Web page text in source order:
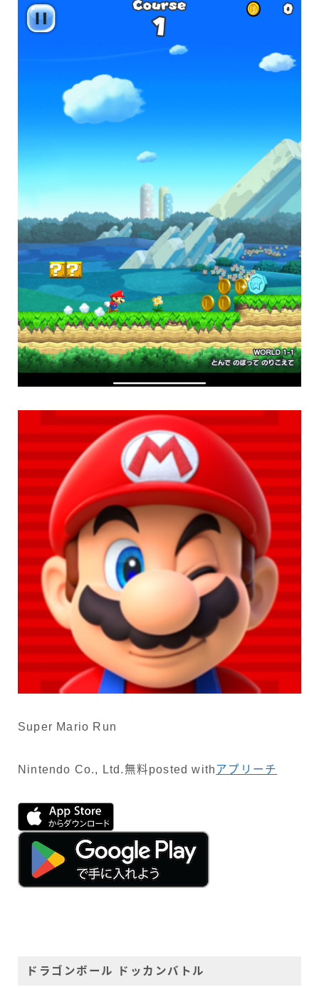
Super Mario Run
Nintendo Co., Ltd.無料posted with アプリーチ
ドラゴンボール ドッカンバトル